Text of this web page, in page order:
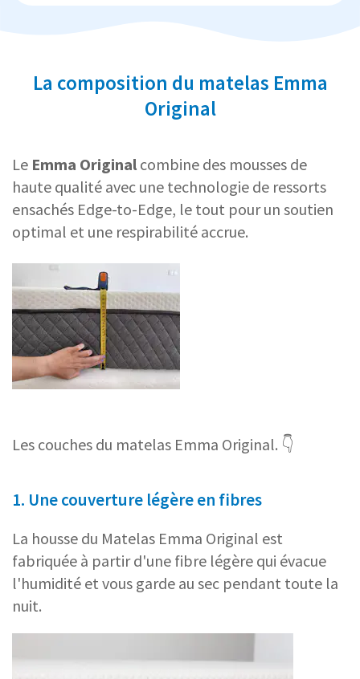
La composition du matelas Emma
Original
Le Emma Original combine des mousses de
haute qualité avec une technologie de ressorts
ensachés Edge-to-Edge, le tout pour un soutien
optimal et une respirabilité accrue.
Les couches du matelas Emma Original. 👇
1. Une couverture légère en fibres
La housse du Matelas Emma Original est
fabriquée à partir d'une fibre légère qui évacue
l'humidité et vous garde au sec pendant toute la
nuit.